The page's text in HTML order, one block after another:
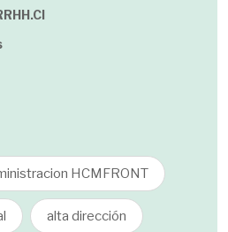
HCMFRONT
alta dirección